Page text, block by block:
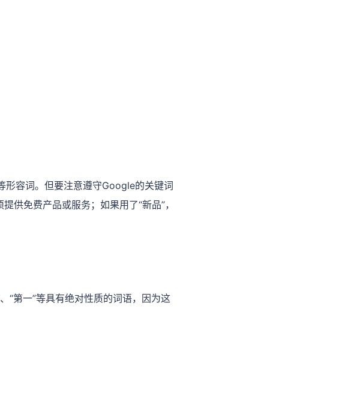
形容词。但要注意遵守Google的关键词
供免费产品或服务；如果用了“新品”，
“第一”等具有绝对性质的词语，因为这